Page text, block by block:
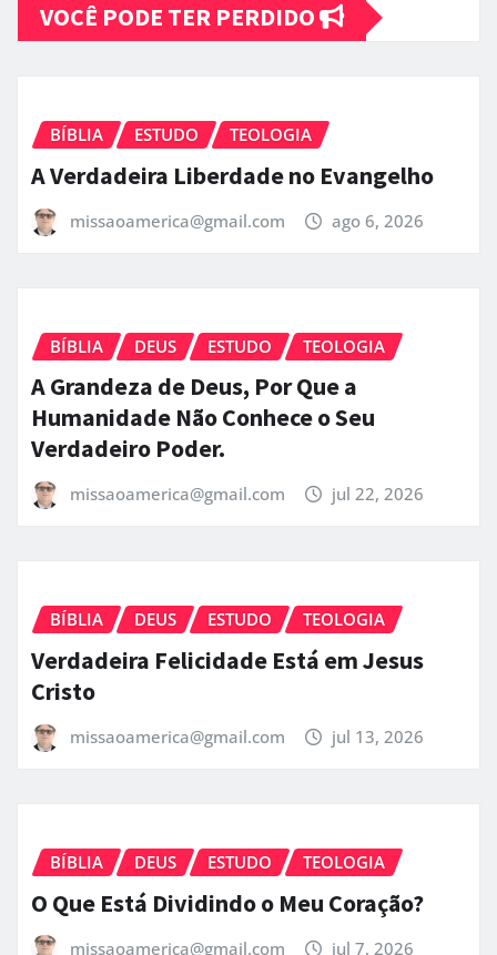
VOCÊ PODE TER PERDIDO
BÍBLIA ESTUDO TEOLOGIA
A Verdadeira Liberdade no Evangelho
missaoamerica@gmail.com ago 6, 2026
BÍBLIA DEUS ESTUDO TEOLOGIA
A Grandeza de Deus, Por Que a
Humanidade Não Conhece o Seu
Verdadeiro Poder.
missaoamerica@gmail.com jul 22, 2026
BÍBLIA DEUS ESTUDO TEOLOGIA
Verdadeira Felicidade Está em Jesus
Cristo
missaoamerica@gmail.com jul 13, 2026
BÍBLIA DEUS ESTUDO TEOLOGIA
O Que Está Dividindo o Meu Coração?
missaoamerica@gmail.com jul 7, 2026